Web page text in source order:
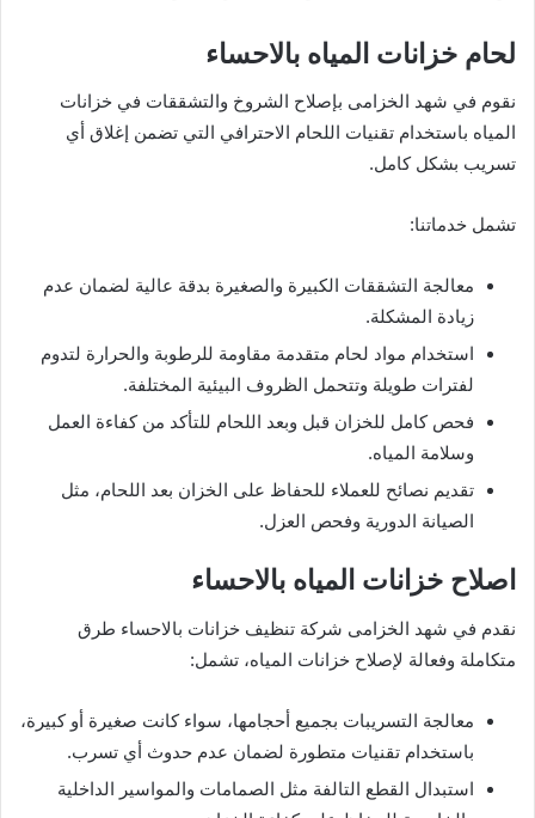
لحام خزانات المياه بالاحساء
نقوم في شهد الخزامى بإصلاح الشروخ والتشققات في خزانات
المياه باستخدام تقنيات اللحام الاحترافي التي تضمن إغلاق أي
تسريب بشكل كامل.
تشمل خدماتنا:
معالجة التشققات الكبيرة والصغيرة بدقة عالية لضمان عدم
زيادة المشكلة.
استخدام مواد لحام متقدمة مقاومة للرطوبة والحرارة لتدوم
لفترات طويلة وتتحمل الظروف البيئية المختلفة.
فحص كامل للخزان قبل وبعد اللحام للتأكد من كفاءة العمل
وسلامة المياه.
تقديم نصائح للعملاء للحفاظ على الخزان بعد اللحام، مثل
الصيانة الدورية وفحص العزل.
اصلاح خزانات المياه بالاحساء
نقدم في شهد الخزامى شركة تنظيف خزانات بالاحساء طرق
متكاملة وفعالة لإصلاح خزانات المياه، تشمل:
معالجة التسريبات بجميع أحجامها، سواء كانت صغيرة أو كبيرة،
باستخدام تقنيات متطورة لضمان عدم حدوث أي تسرب.
استبدال القطع التالفة مثل الصمامات والمواسير الداخلية